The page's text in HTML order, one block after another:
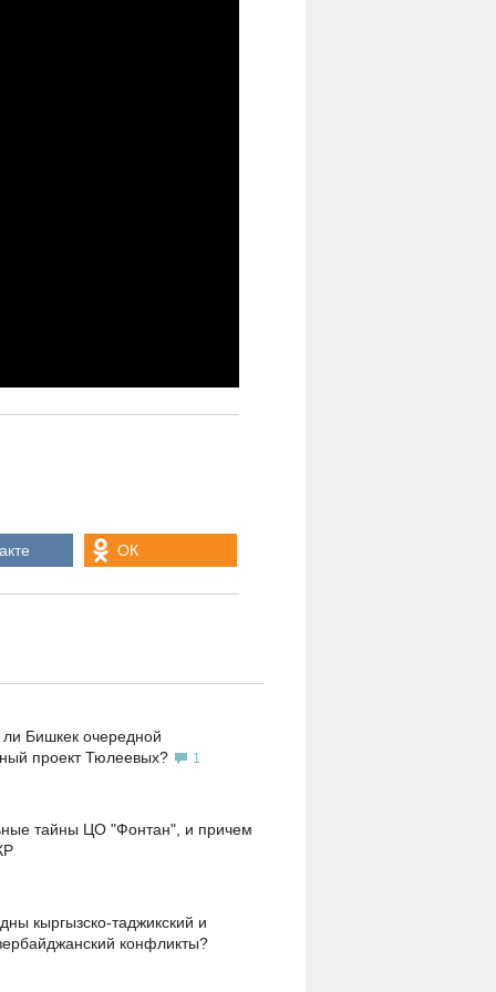
ОК
Бишкек очередной
проект Тюлеевых?
1
тайны ЦО "Фонтан", и причем
кыргызско-таджикский и
конфликты?